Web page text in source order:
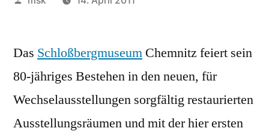
Das Schloßbergmuseum Chemnitz feiert sein
80-jähriges Bestehen in den neuen, für
Wechselausstellungen sorgfältig restaurierten
Ausstellungsräumen und mit der hier ersten